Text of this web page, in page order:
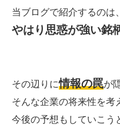
当ブログで紹介するのは、
やはり思惑が強い銘
その辺りに情報の罠が
そんな企業の将来性を考
今後の予想もしていこう